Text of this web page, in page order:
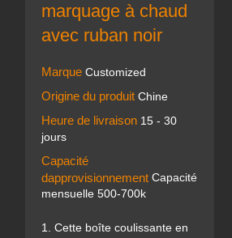
marquage à chaud
avec ruban noir
Marque Customized
Origine du produit Chine
Heure de livraison 15 - 30
jours
Capacité
dapprovisionnement Capacité
mensuelle 500-700k
1. Cette boîte coulissante en